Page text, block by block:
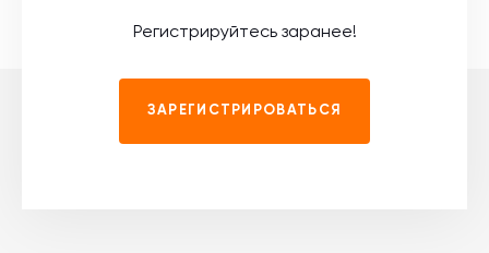
Регистрируйтесь заранее!
ЗАРЕГИСТРИРОВАТЬСЯ